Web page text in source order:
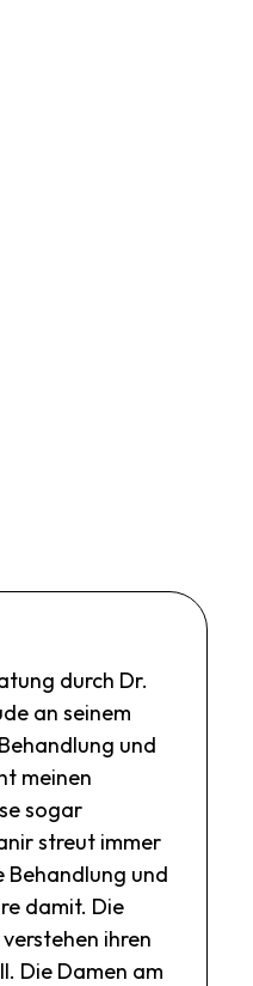
durch Dr.
an seinem
und
meinen
sogar
streut immer
Behandlung und
damit. Die
ihren
Die Damen am